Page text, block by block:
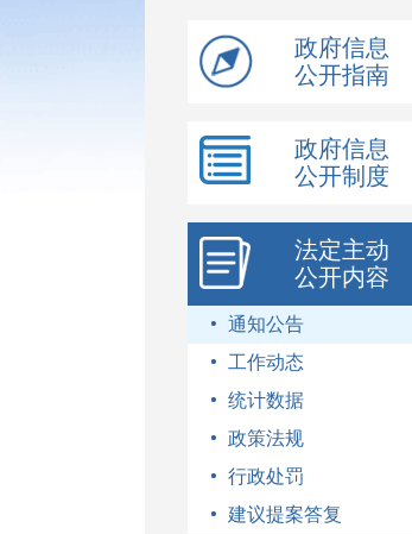
政府信息
公开指南
政府信息
公开制度
法定主动
公开内容
通知公告
工作动态
统计数据
政策法规
行政处罚
建议提案答复